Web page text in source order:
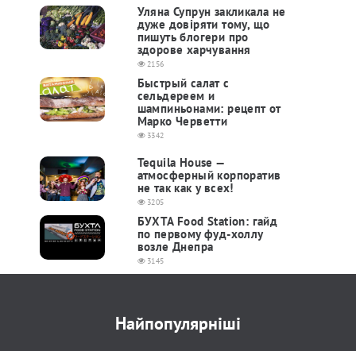
Уляна Супрун закликала не
дуже довіряти тому, що
пишуть блогери про
здорове харчування
2156
Быстрый салат с
сельдереем и
шампиньонами: рецепт от
Марко Черветти
3342
Tequila Housе —
атмосферный корпоратив
не так как у всех!
3205
БУХТА Food Station: гайд
по первому фуд-холлу
возле Днепра
3145
Найпопулярніші